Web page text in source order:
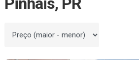
Ordenar por